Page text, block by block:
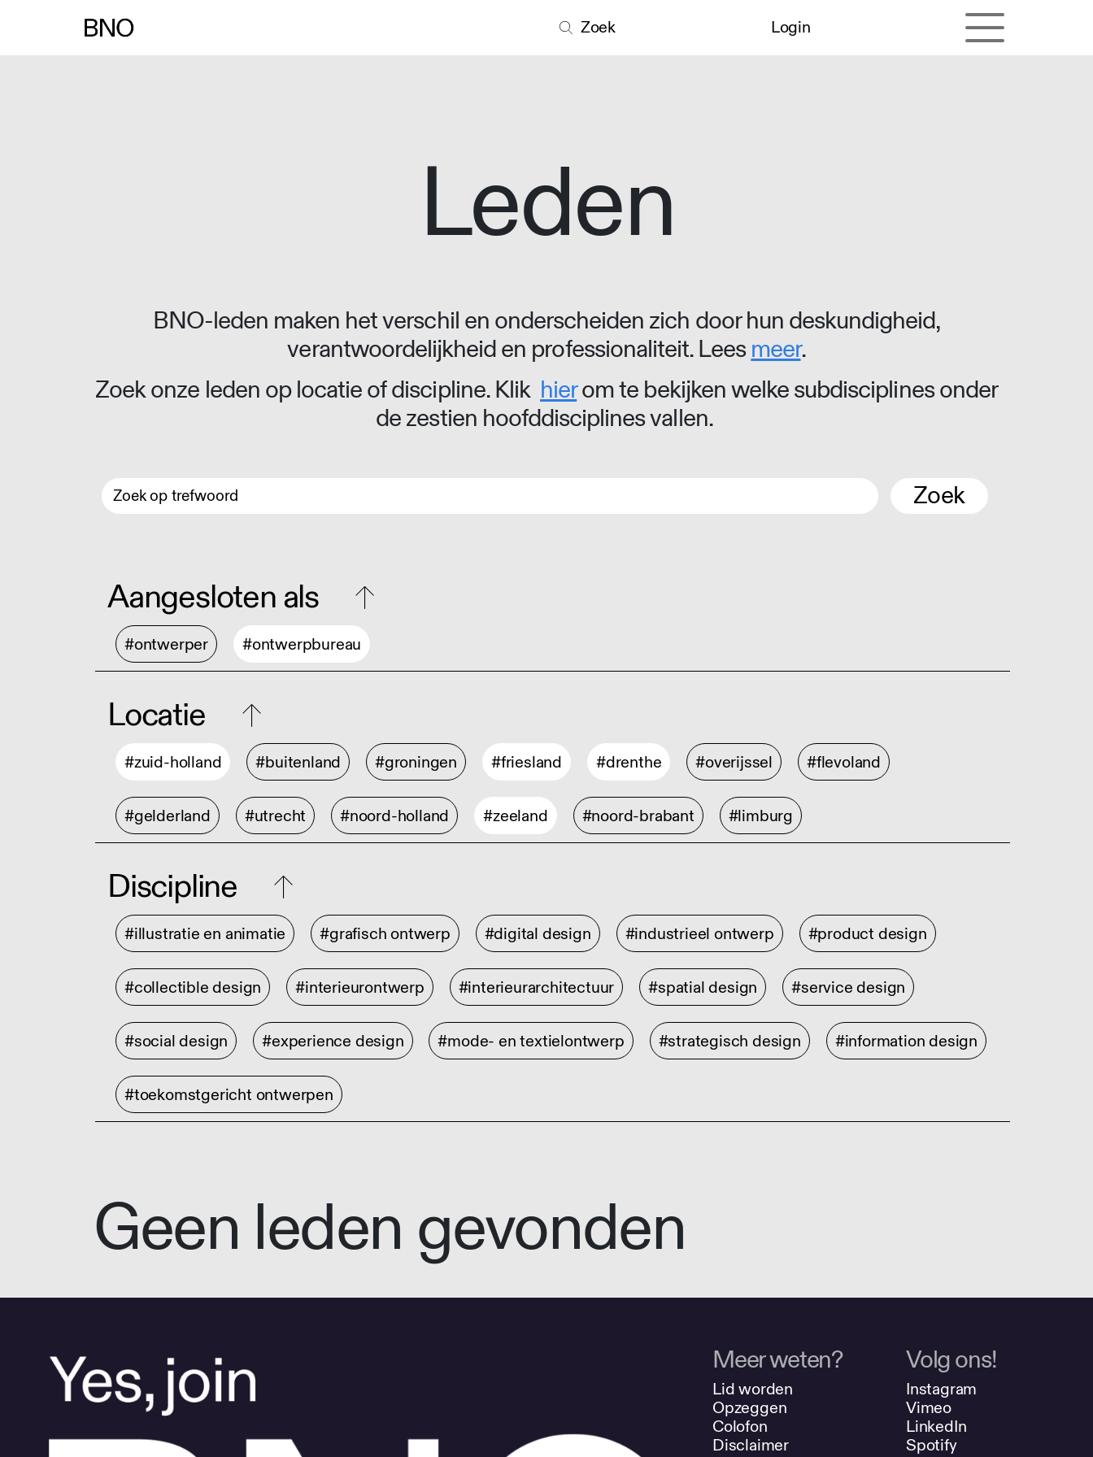
Zoek Login
Leden
BNO-leden maken het verschil en onderscheiden zich door hun deskundigheid,
verantwoordelijkheid en professionaliteit. Leesmeer.
Zoek onze leden op locatie of discipline. Klik hierom te bekijken welke subdisciplines onder
de zestien hoofddisciplines vallen.
Zoek
Aangesloten als
#ontwerper #ontwerpbureau
Locatie
#zuid-holland #buitenland #groningen #friesland #drenthe #overijssel #flevoland
#gelderland #utrecht #noord-holland #zeeland #noord-brabant #limburg
Discipline
#illustratie en animatie #grafisch ontwerp #digital design #industrieel ontwerp #product design
#collectible design #interieurontwerp #interieurarchitectuur #spatial design #service design
#social design #experience design #mode- en textielontwerp #strategisch design #information design
#toekomstgericht ontwerpen
Geen leden gevonden
Meer weten?
Lid worden
Opzeggen
Colofon
Disclaimer
Volg ons!
Instagram
Vimeo
LinkedIn
Spotify